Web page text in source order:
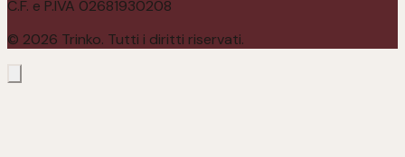
C.F. e P.IVA 02681930208
© 2026 Trinko. Tutti i diritti riservati.